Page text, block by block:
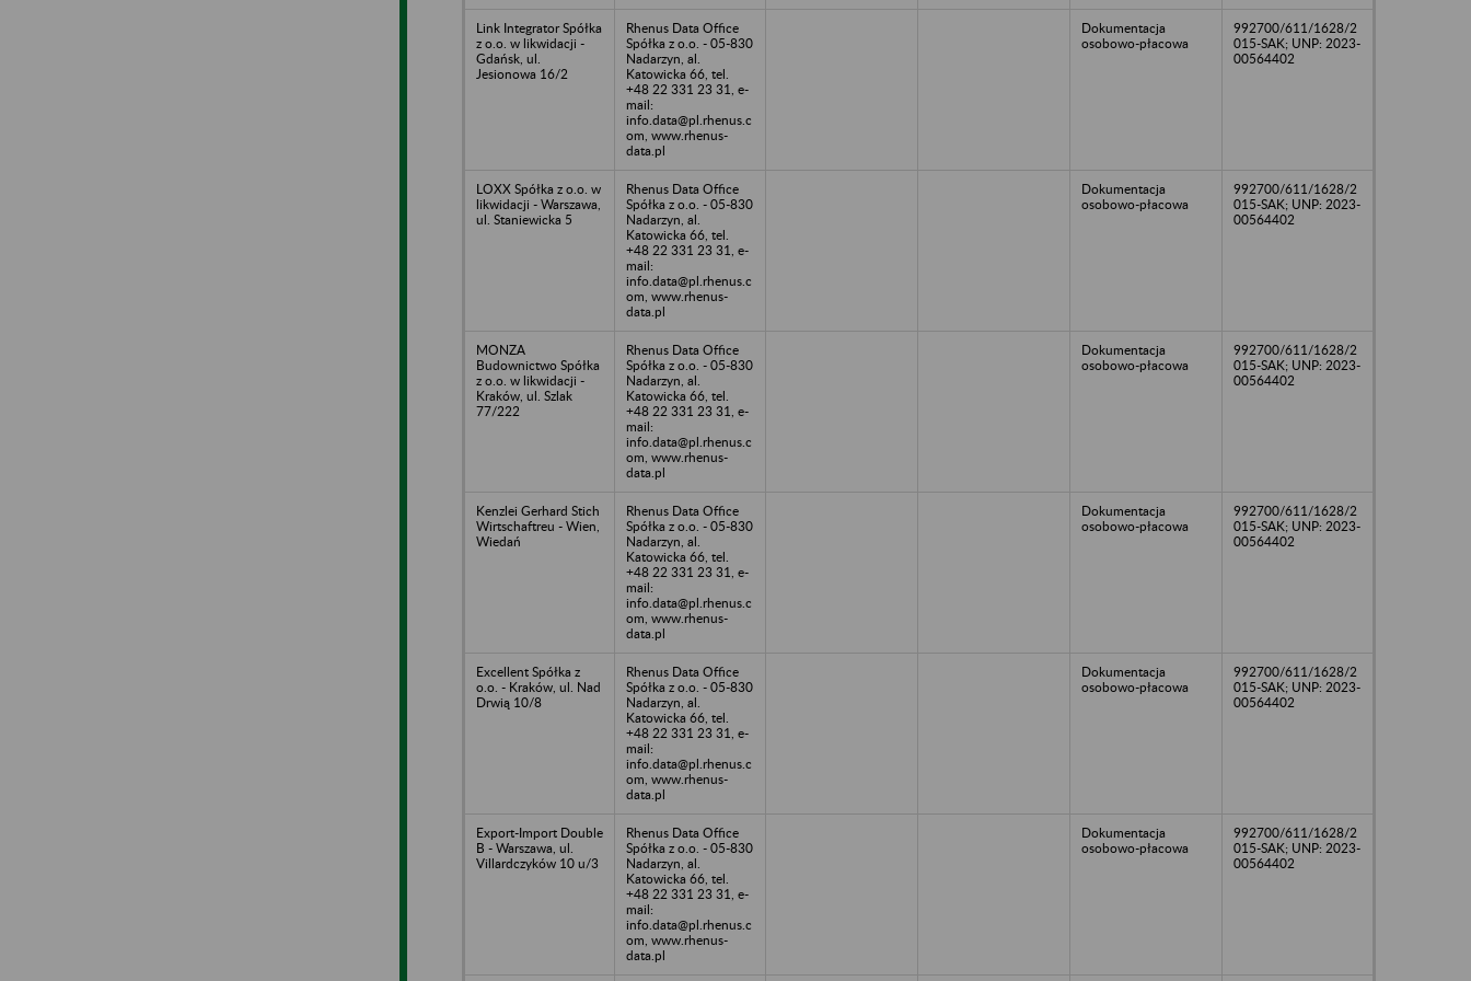
Link Integrator Spółka
z o.o. w likwidacji -
Gdańsk, ul.
Jesionowa 16/2
Rhenus Data Office
Spółka z o.o. - 05-830
Nadarzyn, al.
Katowicka 66, tel.
+48 22 331 23 31, e-
mail:
info.data@pl.rhenus.c
om, www.rhenus-
data.pl
Dokumentacja
osobowo-płacowa
992700/611/1628/2
015-SAK; UNP: 2023-
00564402
LOXX Spółka z o.o. w
likwidacji - Warszawa,
ul. Staniewicka 5
Rhenus Data Office
Spółka z o.o. - 05-830
Nadarzyn, al.
Katowicka 66, tel.
+48 22 331 23 31, e-
mail:
info.data@pl.rhenus.c
om, www.rhenus-
data.pl
Dokumentacja
osobowo-płacowa
992700/611/1628/2
015-SAK; UNP: 2023-
00564402
MONZA
Budownictwo Spółka
z o.o. w likwidacji -
Kraków, ul. Szlak
77/222
Rhenus Data Office
Spółka z o.o. - 05-830
Nadarzyn, al.
Katowicka 66, tel.
+48 22 331 23 31, e-
mail:
info.data@pl.rhenus.c
om, www.rhenus-
data.pl
Dokumentacja
osobowo-płacowa
992700/611/1628/2
015-SAK; UNP: 2023-
00564402
Kenzlei Gerhard Stich
Wirtschaftreu - Wien,
Wiedań
Rhenus Data Office
Spółka z o.o. - 05-830
Nadarzyn, al.
Katowicka 66, tel.
+48 22 331 23 31, e-
mail:
info.data@pl.rhenus.c
om, www.rhenus-
data.pl
Dokumentacja
osobowo-płacowa
992700/611/1628/2
015-SAK; UNP: 2023-
00564402
Excellent Spółka z
o.o. - Kraków, ul. Nad
Drwią 10/8
Rhenus Data Office
Spółka z o.o. - 05-830
Nadarzyn, al.
Katowicka 66, tel.
+48 22 331 23 31, e-
mail:
info.data@pl.rhenus.c
om, www.rhenus-
data.pl
Dokumentacja
osobowo-płacowa
992700/611/1628/2
015-SAK; UNP: 2023-
00564402
Export-Import Double
B - Warszawa, ul.
Villardczyków 10 u/3
Rhenus Data Office
Spółka z o.o. - 05-830
Nadarzyn, al.
Katowicka 66, tel.
+48 22 331 23 31, e-
mail:
info.data@pl.rhenus.c
om, www.rhenus-
data.pl
Dokumentacja
osobowo-płacowa
992700/611/1628/2
015-SAK; UNP: 2023-
00564402